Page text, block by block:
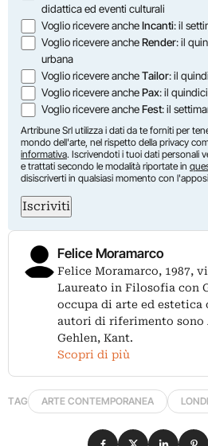
didattica ed eventi culturali
Voglio ricevere ancheIncanti: il
Voglio ricevere ancheRender: il
urbana
Voglio ricevere ancheTailor: il
Voglio ricevere anchePax: il
Voglio ricevere ancheFest: il
Artribune Srl utilizza i dati da te forniti per
mondo dell'arte, nel rispetto della privacy
informativa. Iscrivendoti i tuoi dati personali
e trattati secondo le modalità riportate in
disiscriverti in qualsiasi momento con
Iscriviti
Felice Moramarco
Felice Moramarco, 1987,
Laureato in Filosofia con
occupa di arte ed estetica
autori di riferimento sono
Gehlen, Kant.
Scopri di più
TAG ARTE CONTEMPORANEA
Condividi su
Condividi su X
Condividi